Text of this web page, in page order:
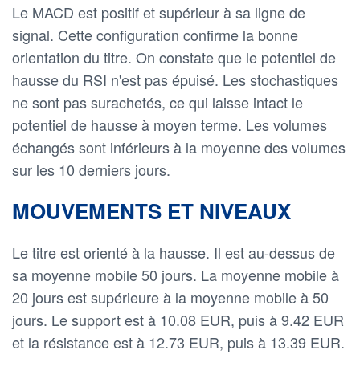
Le MACD est positif et supérieur à sa ligne de
signal. Cette configuration confirme la bonne
orientation du titre. On constate que le potentiel de
hausse du RSI n'est pas épuisé. Les stochastiques
ne sont pas surachetés, ce qui laisse intact le
potentiel de hausse à moyen terme. Les volumes
échangés sont inférieurs à la moyenne des volumes
sur les 10 derniers jours.
MOUVEMENTS ET NIVEAUX
Le titre est orienté à la hausse. Il est au-dessus de
sa moyenne mobile 50 jours. La moyenne mobile à
20 jours est supérieure à la moyenne mobile à 50
jours. Le support est à 10.08 EUR, puis à 9.42 EUR
et la résistance est à 12.73 EUR, puis à 13.39 EUR.